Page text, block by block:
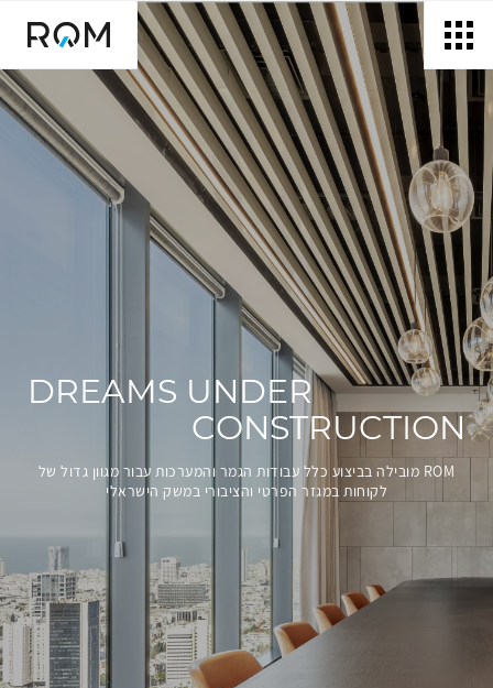
דלג לסרגל הניווט
דלג לתוכן
DREAMS UNDER
CONSTRUCTION
ROM מובילה בביצוע כלל עבודות הגמר והמערכות עבור מגוון גדול של
לקוחות במגזר הפרטי והציבורי במשק הישראלי